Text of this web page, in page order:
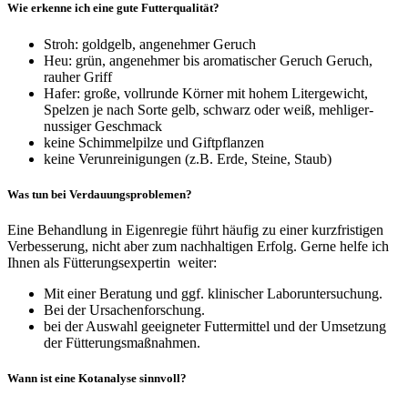
Wie erkenne ich eine gute Futterqualität?
Stroh: goldgelb, angenehmer Geruch
Heu: grün, angenehmer bis aromatischer Geruch Geruch,
rauher Griff
Hafer: große, vollrunde Körner mit hohem Litergewicht,
Spelzen je nach Sorte gelb, schwarz oder weiß, mehliger-
nussiger Geschmack
keine Schimmelpilze und Giftpflanzen
keine Verunreinigungen (z.B. Erde, Steine, Staub)
Was tun bei Verdauungsproblemen?
Eine Behandlung in Eigenregie führt häufig zu einer kurzfristigen
Verbesserung, nicht aber zum nachhaltigen Erfolg. Gerne helfe ich
Ihnen als Fütterungsexpertin weiter:
Mit einer Beratung und ggf. klinischer Laboruntersuchung.
Bei der Ursachenforschung.
bei der Auswahl geeigneter Futtermittel und der Umsetzung
der Fütterungsmaßnahmen.
Wann ist eine Kotanalyse sinnvoll?